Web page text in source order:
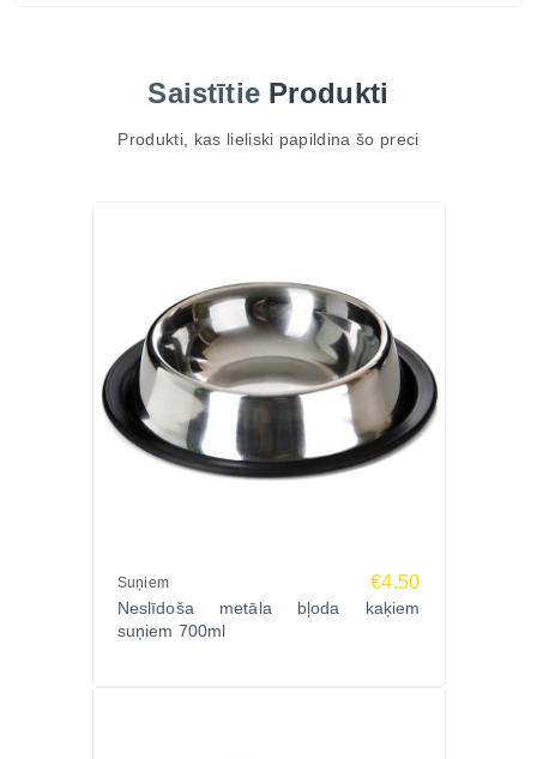
Saistītie Produkti
Produkti, kas lieliski papildina šo preci
Suņiem €4.50
Neslīdoša metāla bļoda kaķiem
suņiem 700ml